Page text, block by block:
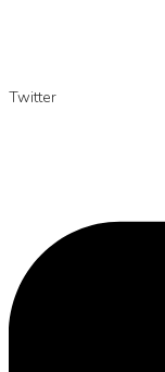
Twitter